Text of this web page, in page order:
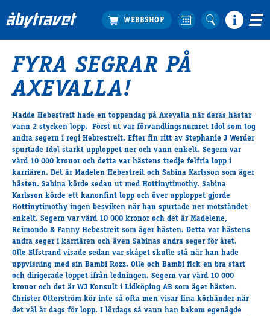
Köp biljett
Travprogrammet
Bra att veta
Restauranger
Catering by Lyon
Hotell nära oss
Nybörjar­guide
Presentkort
Tävlingsdagar
FAQ
Travkonferens
Exponering & värdskap
Aktiviteter
FYRA SEGRAR PÅ
AXEVALLA!
Madde Hebestreit hade en toppendag på Axevalla när deras hästar
vann 2 stycken lopp. Först ut var förvandlingsnumret Idol som tog
andra segern i regi Hebrestreit. Efter fin ritt av Stephanie J Werder
spurtade Idol starkt upploppet ner och vann enkelt. Segern var
värd 10 000 kronor och detta var hästens tredje felfria lopp i
karriären. Det är Madelen Hebestreit och Sabina Karlsson som äger
hästen. Sabina körde sedan ut med Hottinytimothy. Sabina
Karlsson körde ett kanonfint lopp och över upploppet gjorde
Hottinytimothy ingen besviken när han spurtade ner motståndet
enkelt. Segern var värd 10 000 kronor och det är Madelene,
Reimondo & Fanny Hebestreit som äger hästen. Detta var hästens
andra seger i karriären och även Sabinas andra seger för året.
Olle Elfstrand visade sedan var skåpet skulle stå när han hade
uppvisning med sin Bambi Rozz. Olle och Bambi fick en bra start
och dirigerade loppet ifrån ledningen. Segern var värd 10 000
kronor och det är WJ Konsult i Lidköping AB som äger hästen.
Christer Otterström kör inte så ofta men visar fina körhänder när
det väl är dags för lopp. I lördags så vann han bakom egenägde